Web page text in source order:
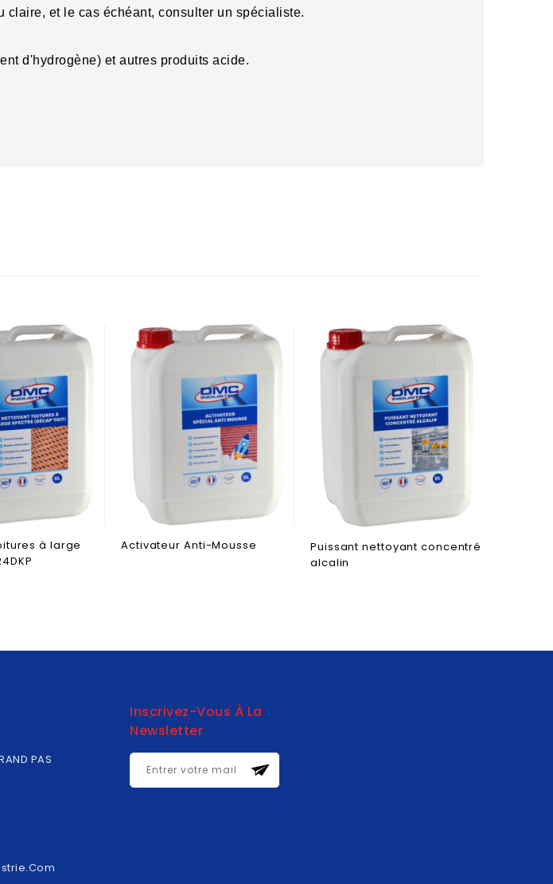
claire, et le cas échéant, consulter un spécialiste.
d'hydrogène) et autres produits acide.
à large
Activateur Anti-Mousse
Puissant nettoyant concentré
alcalin
PAS
Inscrivez-Vous À La
Newsletter